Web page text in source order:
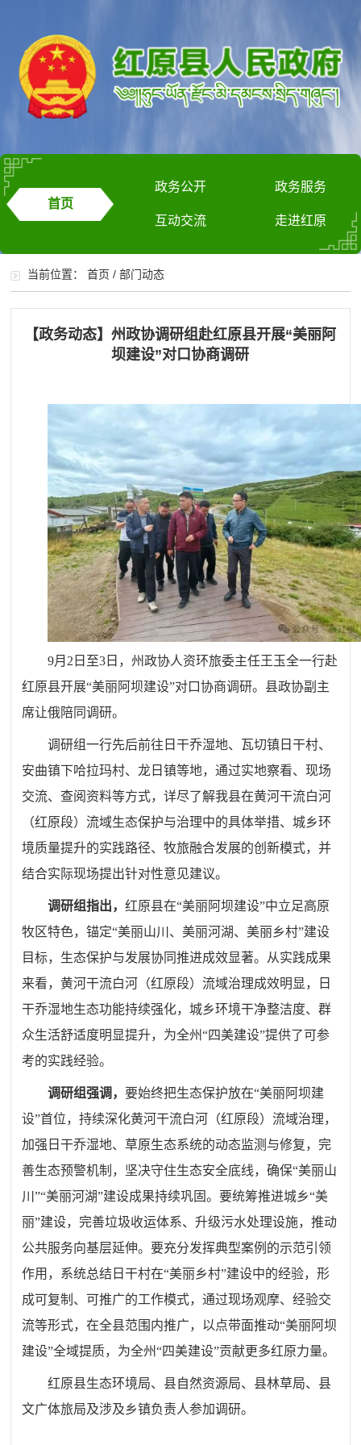
首页
政务公开 政务服务
互动交流 走进红原
当前位置：首页 /部门动态
【政务动态】州政协调研组赴红原县开展“美丽阿
坝建设”对口协商调研
9月2日至3日，州政协人资环旅委主任王玉全一行赴
红原县开展“美丽阿坝建设”对口协商调研。县政协副主
席让俄陪同调研。
调研组一行先后前往日干乔湿地、瓦切镇日干村、
安曲镇下哈拉玛村、龙日镇等地，通过实地察看、现场
交流、查阅资料等方式，详尽了解我县在黄河干流白河
（红原段）流域生态保护与治理中的具体举措、城乡环
境质量提升的实践路径、牧旅融合发展的创新模式，并
结合实际现场提出针对性意见建议。
调研组指出，红原县在“美丽阿坝建设”中立足高原
牧区特色，锚定“美丽山川、美丽河湖、美丽乡村”建设
目标，生态保护与发展协同推进成效显著。从实践成果
来看，黄河干流白河（红原段）流域治理成效明显，日
干乔湿地生态功能持续强化，城乡环境干净整洁度、群
众生活舒适度明显提升，为全州“四美建设”提供了可参
考的实践经验。
调研组强调，要始终把生态保护放在“美丽阿坝建
设”首位，持续深化黄河干流白河（红原段）流域治理，
加强日干乔湿地、草原生态系统的动态监测与修复，完
善生态预警机制，坚决守住生态安全底线，确保“美丽山
川”“美丽河湖”建设成果持续巩固。要统筹推进城乡“美
丽”建设，完善垃圾收运体系、升级污水处理设施，推动
公共服务向基层延伸。要充分发挥典型案例的示范引领
作用，系统总结日干村在“美丽乡村”建设中的经验，形
成可复制、可推广的工作模式，通过现场观摩、经验交
流等形式，在全县范围内推广，以点带面推动“美丽阿坝
建设”全域提质，为全州“四美建设”贡献更多红原力量。
红原县生态环境局、县自然资源局、县林草局、县
文广体旅局及涉及乡镇负责人参加调研。